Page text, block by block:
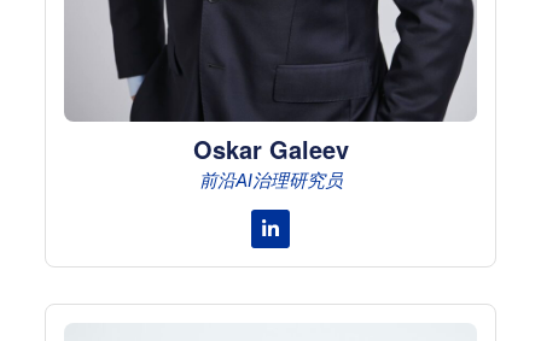
Oskar Galeev
前沿AI治理研究员
Linkedin